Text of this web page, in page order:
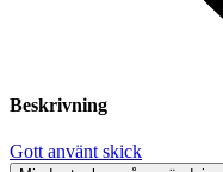
Beskrivning
Gott använt skick